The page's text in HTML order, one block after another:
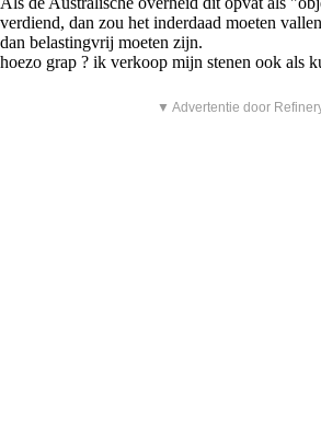
verdiend, dan zou het inderdaad moeten
dan belastingvrij moeten zijn.
hoezo grap ? ik verkoop mijn stenen ook als
▼ Advertentie door